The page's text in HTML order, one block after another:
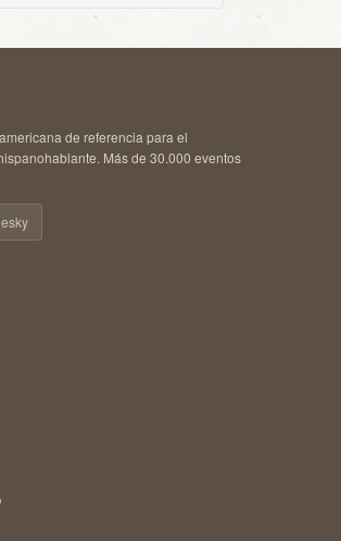
de referencia para el
Más de 30.000 eventos